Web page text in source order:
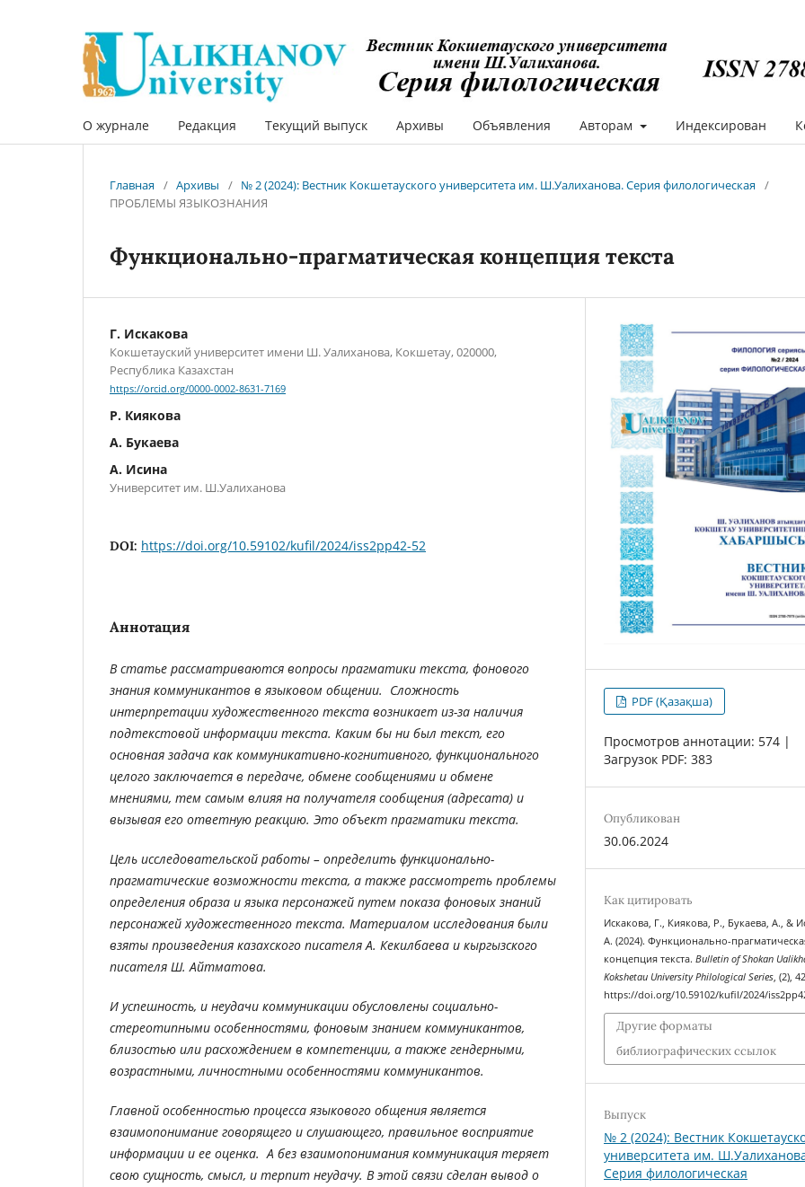
О журнале Редакция Текущий выпуск Архивы Объявления Авторам Индексирован
Главная / Архивы / № 2 (2024): Вестник Кокшетауского университета им. Ш.Уалиханова. Серия филологическая /
ПРОБЛЕМЫ ЯЗЫКОЗНАНИЯ
Функционально-прагматическая концепция текста
Г. Искакова
Кокшетауский университет имени Ш. Уалиханова, Кокшетау, 020000,
Республика Казахстан
https://orcid.org/0000-0002-8631-7169
Р. Киякова
А. Букаева
A. Исина
Университет им. Ш.Уалиханова
DOI: https://doi.org/10.59102/kufil/2024/iss2pp42-52
Аннотация
В статье рассматриваются вопросы прагматики текста, фонового
знания коммуникантов в языковом общении. Сложность
интерпретации художественного текста возникает из-за наличия
подтекстовой информации текста. Каким бы ни был текст, его
основная задача как коммуникативно-когнитивного, функционального
целого заключается в передаче, обмене сообщениями и обмене
мнениями, тем самым влияя на получателя сообщения (адресата) и
вызывая его ответную реакцию. Это объект прагматики текста.
Цель исследовательской работы – определить функционально-
прагматические возможности текста, а также рассмотреть проблемы
определения образа и языка персонажей путем показа фоновых знаний
персонажей художественного текста. Материалом исследования были
взяты произведения казахского писателя А. Кекилбаева и кыргызского
писателя Ш. Айтматова.
И успешность, и неудачи коммуникации обусловлены социально-
стереотипными особенностями, фоновым знанием коммуникантов,
близостью или расхождением в компетенции, а также гендерными,
возрастными, личностными особенностями коммуникантов.
Главной особенностью процесса языкового общения является
взаимопонимание говорящего и слушающего, правильное восприятие
информации и ее оценка. А без взаимопонимания коммуникация теряет
свою сущность, смысл, и терпит неудачу. В этой связи сделан вывод о
PDF (Қазақша)
Просмотров аннотации: 574 |
Загрузок PDF: 383
Опубликован
30.06.2024
Как цитировать
Искакова, Г., Киякова, Р., Букаева, А., &
A. (2024). Функционально-
концепция текста.Bulletin of Shokan
Kokshetau University Philological Series , (2),
https://doi.org/10.59102/kufil/2024/
Другие форматы
библиографических ссылок
Выпуск
№ 2 (2024): Вестник
университета им.
Серия филологическая